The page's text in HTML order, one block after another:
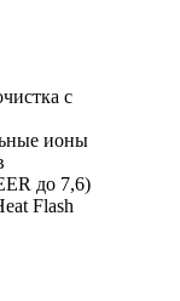
с
ионы
до 7,6)
Flash